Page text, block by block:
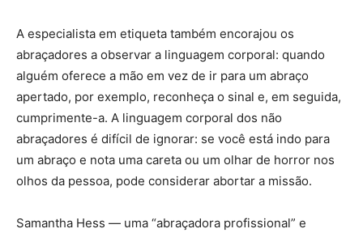
A especialista em etiqueta também encorajou os
abraçadores a observar a linguagem corporal: quando
alguém oferece a mão em vez de ir para um abraço
apertado, por exemplo, reconheça o sinal e, em seguida,
cumprimente-a. A linguagem corporal dos não
abraçadores é difícil de ignorar: se você está indo para
um abraço e nota uma careta ou um olhar de horror nos
olhos da pessoa, pode considerar abortar a missão.
Samantha Hess — uma “abraçadora profissional” e